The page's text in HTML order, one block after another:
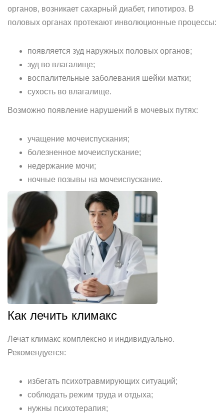
органов, возникает сахарный диабет, гипотироз. В
половых органах протекают инволюционные процессы:
появляется зуд наружных половых органов;
зуд во влагалище;
воспалительные заболевания шейки матки;
сухость во влагалище.
Возможно появление нарушений в мочевых путях:
учащение мочеиспускания;
болезненное мочеиспускание;
недержание мочи;
ночные позывы на мочеиспускание.
Как лечить климакс
Лечат климакс комплексно и индивидуально.
Рекомендуется:
избегать психотравмирующих ситуаций;
соблюдать режим труда и отдыха;
нужны психотерапия;